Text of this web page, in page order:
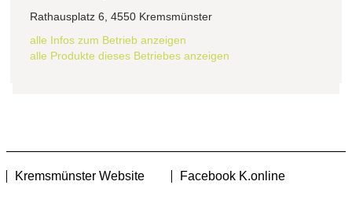
Rathausplatz 6, 4550 Kremsmünster
alle Infos zum Betrieb anzeigen
alle Produkte dieses Betriebes anzeigen
Kremsmünster Website Facebook K.online